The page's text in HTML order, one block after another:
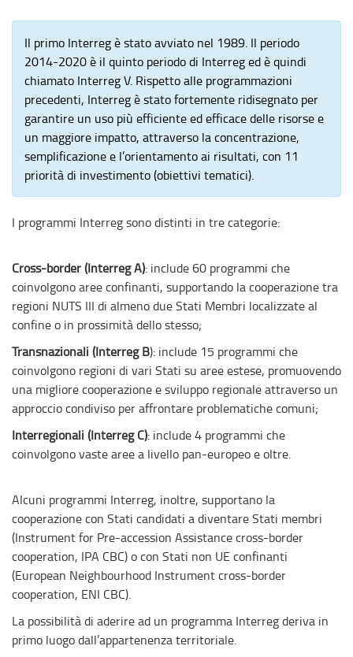
Il primo Interreg è stato avviato nel 1989. Il periodo
2014-2020 è il quinto periodo di Interreg ed è quindi
chiamato Interreg V. Rispetto alle programmazioni
precedenti, Interreg è stato fortemente ridisegnato per
garantire un uso più efficiente ed efficace delle risorse e
un maggiore impatto, attraverso la concentrazione,
semplificazione e l’orientamento ai risultati, con 11
priorità di investimento (obiettivi tematici).
I programmi Interreg sono distinti in tre categorie:
Cross-border (Interreg A): include 60 programmi che
coinvolgono aree confinanti, supportando la cooperazione tra
regioni NUTS III di almeno due Stati Membri localizzate al
confine o in prossimità dello stesso;
Transnazionali (Interreg B): include 15 programmi che
coinvolgono regioni di vari Stati su aree estese, promuovendo
una migliore cooperazione e sviluppo regionale attraverso un
approccio condiviso per affrontare problematiche comuni;
Interregionali (Interreg C): include 4 programmi che
coinvolgono vaste aree a livello pan-europeo e oltre.
Alcuni programmi Interreg, inoltre, supportano la
cooperazione con Stati candidati a diventare Stati membri
(Instrument for Pre-accession Assistance cross-border
cooperation, IPA CBC) o con Stati non UE confinanti
(European Neighbourhood Instrument cross-border
cooperation, ENI CBC).
La possibilità di aderire ad un programma Interreg deriva in
primo luogo dall’appartenenza territoriale.